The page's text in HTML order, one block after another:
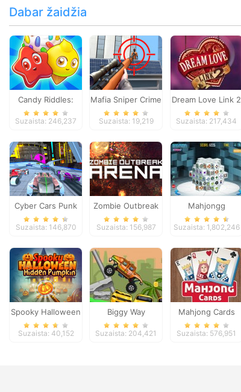
Dabar žaidžia
Candy Riddles:
Free Match 3
Suzaista: 246,237
Mafia Sniper Crime
Shooting
Suzaista: 19,219
Dream Love Link 2
Suzaista: 217,434
Cyber Cars Punk
Racing
Suzaista: 146,870
Zombie Outbreak
Arena
Suzaista: 156,987
Mahjongg
Dimensions
Suzaista: 1,802,246
Spooky Halloween
Hidden Pumpkin
Suzaista: 40,152
Biggy Way
Suzaista: 204,421
Mahjong Cards
Suzaista: 576,951